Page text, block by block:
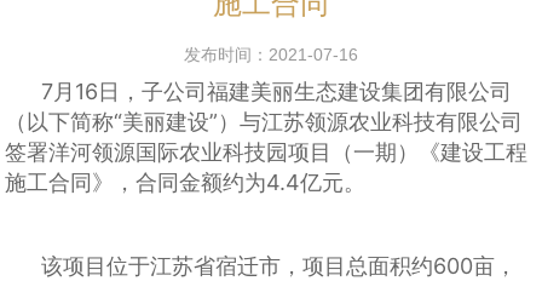
发布时间：2021-07-16
7月16日，子公司福建美丽生态建设集团有限公司
（以下简称“美丽建设”）与江苏领源农业科技有限公司
签署洋河领源国际农业科技园项目（一期）《建设工程
施工合同》，合同金额约为4.4亿元。
该项目位于江苏省宿迁市，项目总面积约600亩，